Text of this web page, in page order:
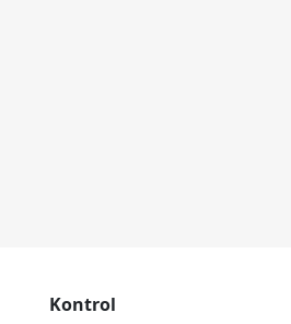
Kontrol